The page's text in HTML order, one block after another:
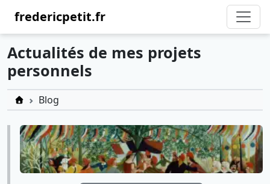
fredericpetit.fr
Actualités de mes projets
personnels
IndexBlog